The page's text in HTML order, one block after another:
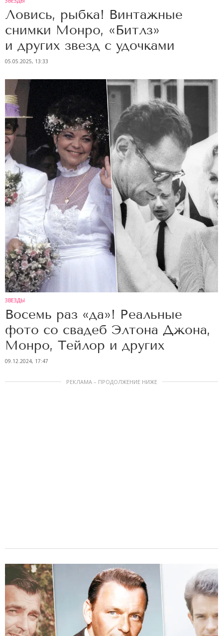
Ловись, рыбка! Винтажные
снимки Монро, «Битлз»
и других звезд с удочками
05.05.2025, 13:33
ЗВЕЗДЫ
Восемь раз «да»! Реальные
фото со свадеб Элтона Джона,
Монро, Тейлор и других
09.12.2024, 17:47
РЕКЛАМА – ПРОДОЛЖЕНИЕ НИЖЕ